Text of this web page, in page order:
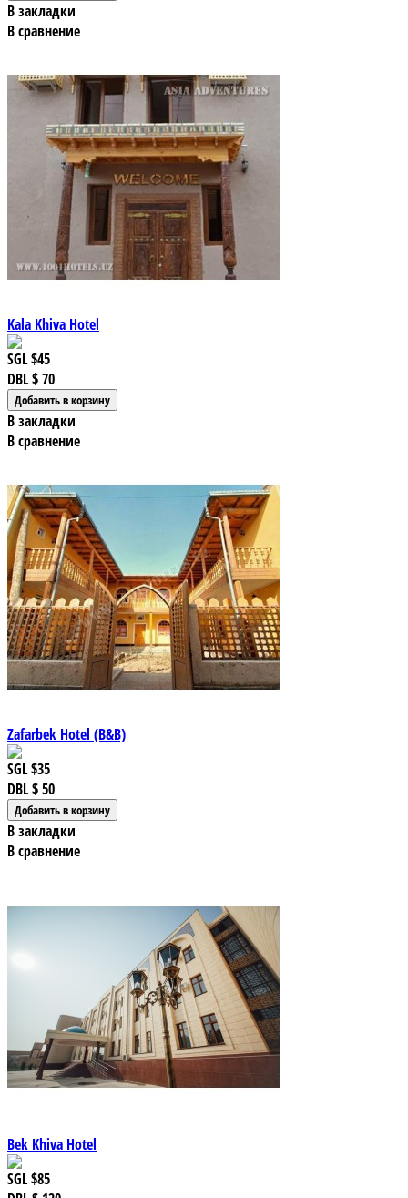
В закладки
В сравнение
Kala Khiva Hotel
SGL$45
DBL$ 70
В закладки
В сравнение
Zafarbek Hotel (B&B)
SGL$35
DBL$ 50
В закладки
В сравнение
Bek Khiva Hotel
SGL$85